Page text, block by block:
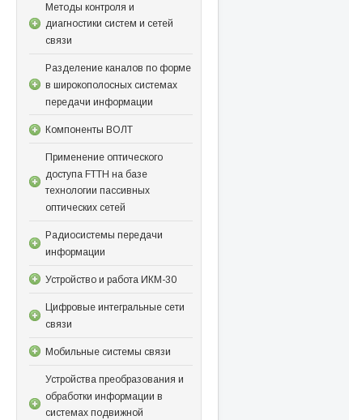
Методы контроля и
диагностики систем и сетей
связи
Разделение каналов по форме
в широкополосных системах
передачи информации
Компоненты ВОЛТ
Применение оптического
доступа FTTH на базе
технологии пассивных
оптических сетей
Радиосистемы передачи
информации
Устройство и работа ИКМ-30
Цифровые интегральные сети
связи
Мобильные системы связи
Устройства преобразования и
обработки информации в
системах подвижной